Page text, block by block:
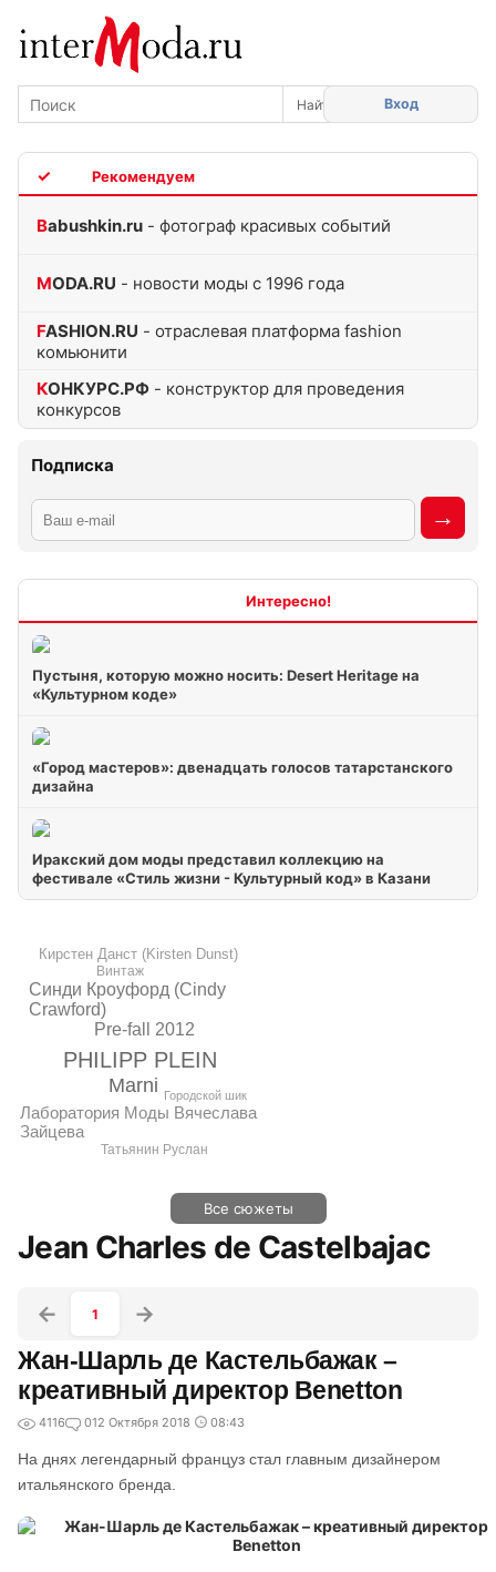
Вход
Babushkin.ru - фотограф красивых событий
MODA.RU - новости моды с 1996 года
FASHION.RU - отраслевая платформа fashion
комьюнити
КОНКУРС.РФ - конструктор для проведения
конкурсов
Подписка
Пустыня, которую можно носить: Desert Heritage на
«Культурном коде»
«Город мастеров»: двенадцать голосов татарстанского
дизайна
Иракский дом моды представил коллекцию на
фестивале «Стиль жизни - Культурный код» в Казани
PHILIPP PLEIN
Marni
Pre-fall 2012
Синди Кроуфорд (Cindy
Crawford)
Лаборатория Моды Вячеслава
Зайцева
Кирстен Данст (Kirsten Dunst)
Татьянин Руслан
Винтаж
Городской шик
Все сюжеты
Jean Charles de Castelbajac
1
Жан-Шарль де Кастельбажак –
креативный директор Benetton
4116 012 Октября 2018 08:43
На днях легендарный француз стал главным дизайнером
итальянского бренда.